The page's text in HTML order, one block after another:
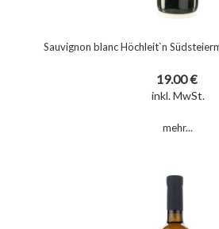
Sauvignon blanc Höchleit`n
19.00 €
inkl. MwSt.
mehr...